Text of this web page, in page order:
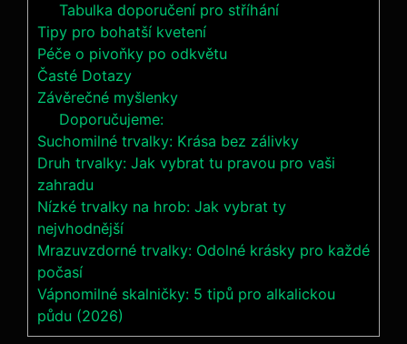
Tabulka doporučení pro stříhání
Tipy pro bohatší kvetení
Péče o pivoňky po odkvětu
Časté ⁤Dotazy
Závěrečné ​myšlenky
Doporučujeme:
Suchomilné trvalky: Krása bez zálivky
Druh trvalky: Jak vybrat tu pravou pro vaši
zahradu
Nízké trvalky na hrob: Jak vybrat ty
nejvhodnější
Mrazuvzdorné trvalky: Odolné krásky pro každé
počasí
Vápnomilné skalničky: 5 tipů pro alkalickou
půdu (2026)